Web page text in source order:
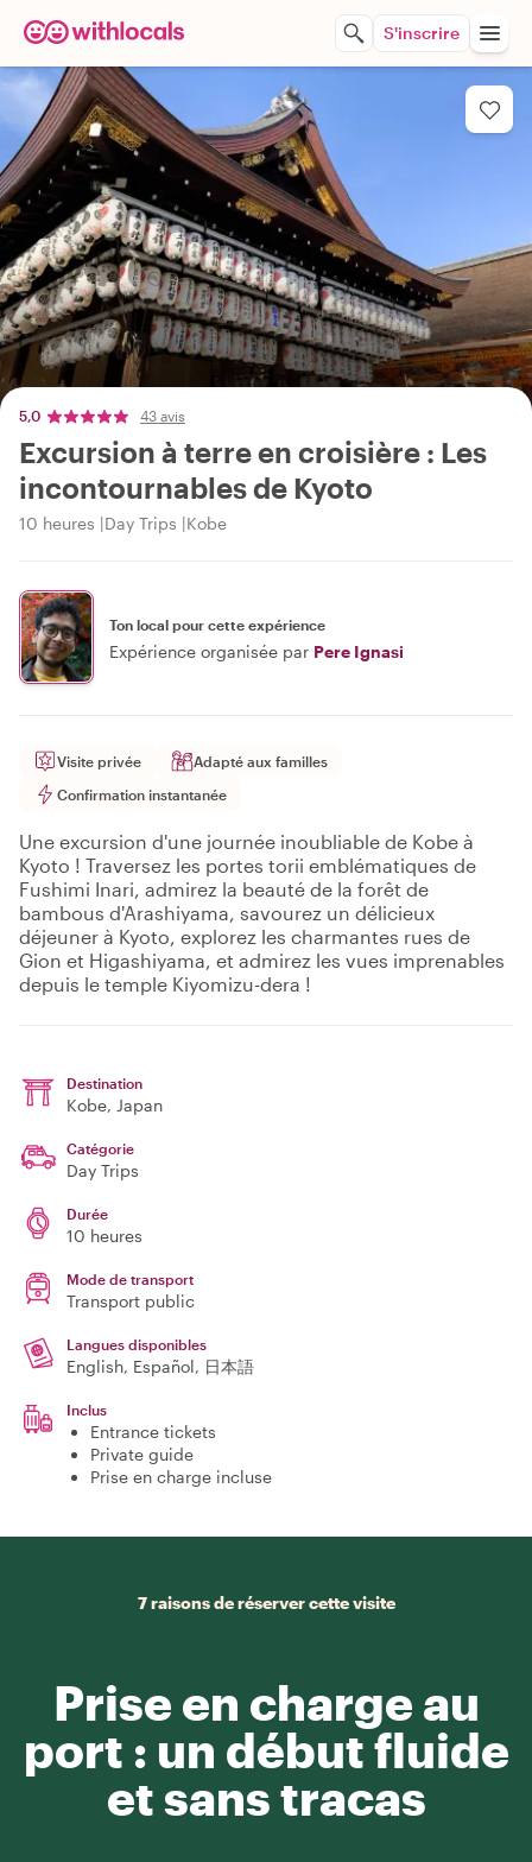
S'inscrire
5,0 43 avis
Excursion à terre en croisière : Les
incontournables de Kyoto
10 heures Day Trips Kobe
Ton local pour cette expérience
Expérience organisée par Pere Ignasi
Visite privée
Adapté aux familles
Confirmation instantanée
Une excursion d'une journée inoubliable de Kobe à
Kyoto ! Traversez les portes torii emblématiques de
Fushimi Inari, admirez la beauté de la forêt de
bambous d'Arashiyama, savourez un délicieux
déjeuner à Kyoto, explorez les charmantes rues de
Gion et Higashiyama, et admirez les vues imprenables
depuis le temple Kiyomizu-dera !
Destination
Kobe, Japan
Catégorie
Day Trips
Durée
10 heures
Mode de transport
Transport public
Langues disponibles
English, Español, 日本語
Inclus
Entrance tickets
Private guide
Prise en charge incluse
7 raisons de réserver cette visite
Prise en charge au
port : un début fluide
et sans tracas